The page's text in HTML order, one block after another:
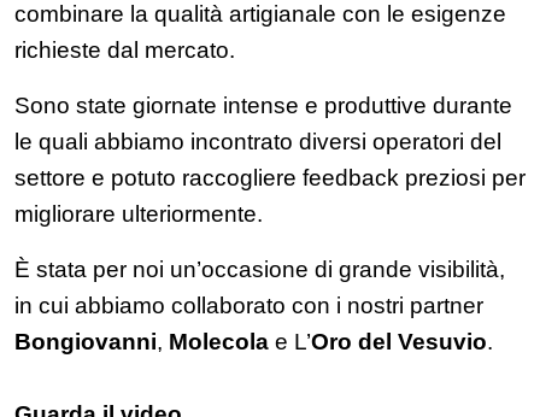
combinare la qualità artigianale con le esigenze
richieste dal mercato.
Sono state giornate intense e produttive durante
le quali abbiamo incontrato diversi operatori del
settore e potuto raccogliere feedback preziosi per
migliorare ulteriormente.
È stata per noi un’occasione di grande visibilità,
in cui abbiamo collaborato con i nostri partner
Bongiovanni, Molecola e L’Oro del Vesuvio.